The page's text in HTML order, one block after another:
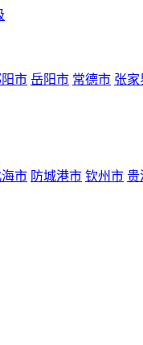
市 岳阳市 常德市 张家
市 防城港市 钦州市 贵